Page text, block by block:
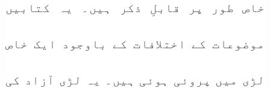
خاص طور پر قابلِ ذکر ہیں۔ یہ کتابیں
موضوعات کے اختلافات کے باوجود ایک خاص
لڑی میں پروئی ہوئی ہیں۔ یہ لڑی آزاد کی